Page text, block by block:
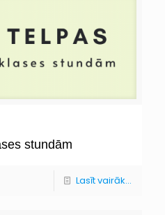
stundām
Lasīt vairāk...